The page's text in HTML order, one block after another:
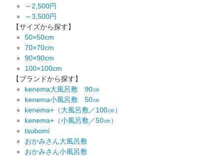
～2,500円
～3,500円
【サイズから探す】
50×50cm
70×70cm
90×90cm
100×100cm
【ブランドから探す】
kenema大風呂敷 90㎝
kenema小風呂敷 50㎝
kenema+（大風呂敷／100㎝）
kenema+（小風呂敷／50㎝）
tsubomi
おかみさん大風呂敷
おかみさん小風呂敷